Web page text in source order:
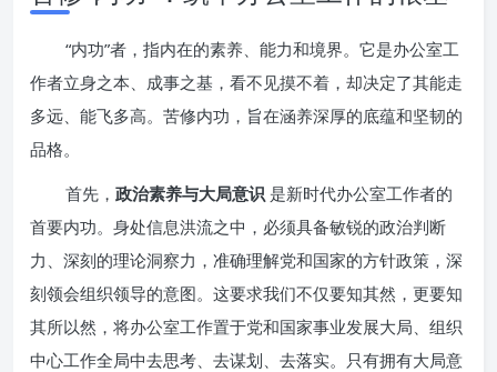
“内功”者，指内在的素养、能力和境界。它是办公室工
作者立身之本、成事之基，看不见摸不着，却决定了其能走
多远、能飞多高。苦修内功，旨在涵养深厚的底蕴和坚韧的
品格。
首先， 政治素养与大局意识 是新时代办公室工作者的
首要内功。身处信息洪流之中，必须具备敏锐的政治判断
力、深刻的理论洞察力，准确理解党和国家的方针政策，深
刻领会组织领导的意图。这要求我们不仅要知其然，更要知
其所以然，将办公室工作置于党和国家事业发展大局、组织
中心工作全局中去思考、去谋划、去落实。只有拥有大局意